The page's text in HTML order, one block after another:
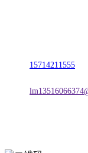
15714211555